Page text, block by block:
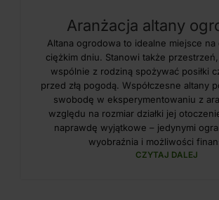
Aranżacja altany
Altana ogrodowa to idealne miejsce
ciężkim dniu. Stanowi także
wspólnie z rodziną spożywać posiłki
przed złą pogodą. Współczesne altany
swobodę w eksperymentowaniu z
względu na rozmiar działki jej
naprawdę wyjątkowe – jedynymi
wyobraźnia i możliwości
CZYTAJ DALEJ